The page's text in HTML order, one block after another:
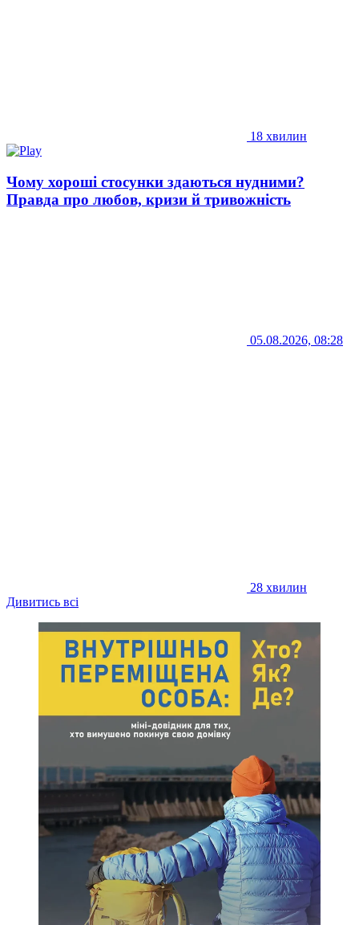
18 хвилин
Чому хороші стосунки здаються нудними?
Правда про любов, кризи й тривожність
05.08.2026, 08:28
28 хвилин
Дивитись всі